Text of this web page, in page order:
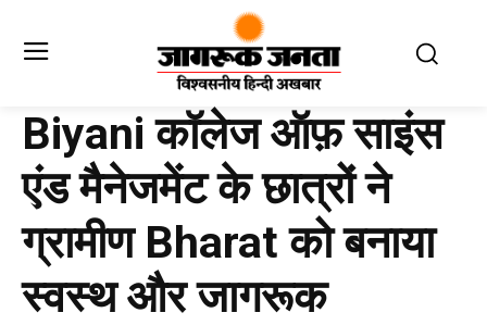
Biyani कॉलेज ऑफ़ साइंस
एंड मैनेजमेंट के छात्रों ने
ग्रामीण Bharat को बनाया
स्वस्थ और जागरूक